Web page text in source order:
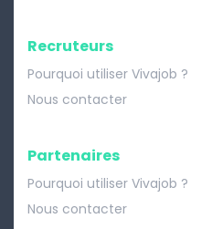
Recruteurs
Pourquoi utiliser Vivajob ?
Nous contacter
Partenaires
Pourquoi utiliser Vivajob ?
Nous contacter